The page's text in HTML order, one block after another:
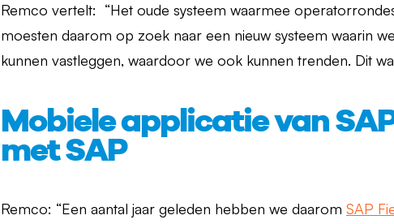
Remco vertelt: “Het oude systeem waarmee
moesten daarom op zoek naar een nieuw systeem waarin
kunnen vastleggen, waardoor we ook kunnen trenden. Dit
Mobiele applicatie van
met SAP
Remco: “Een aantal jaar geleden hebben we daarom SAP